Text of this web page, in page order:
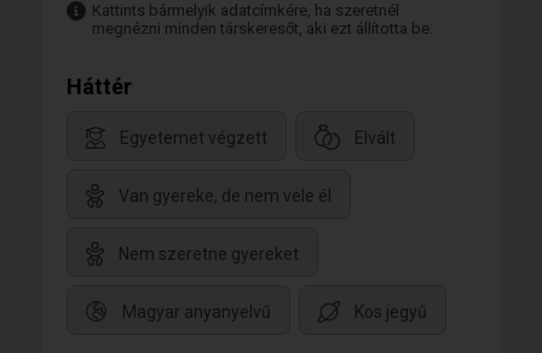
Kattints bármelyik adatcímkére, ha szeretnél
megnézni minden társkeresőt, aki ezt állította be.
Háttér
Egyetemet végzett Elvált
Van gyereke, de nem vele él
Nem szeretne gyereket
Magyar anyanyelvű Kos jegyű